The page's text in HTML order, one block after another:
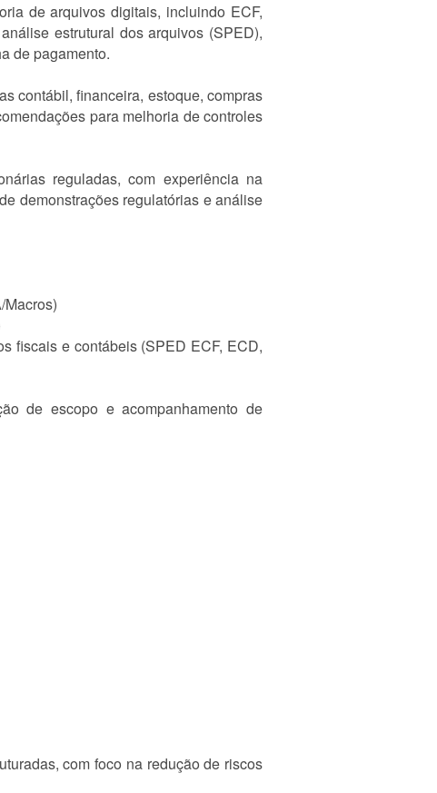
de arquivos digitais, incluindo ECF,
estrutural dos arquivos (SPED),
de pagamento.
contábil, financeira, estoque, compras
para melhoria de controles
reguladas, com experiência na
demonstrações regulatórias e análise
fiscais e contábeis (SPED ECF, ECD,
de escopo e acompanhamento de
com foco na redução de riscos